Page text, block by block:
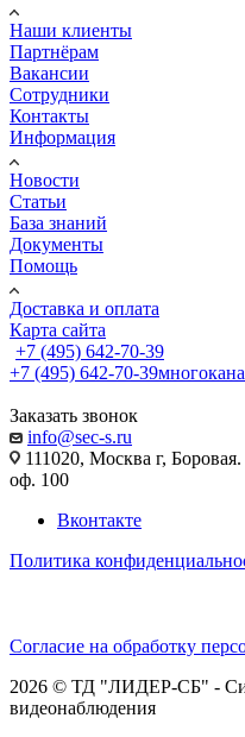
Наши клиенты
Партнёрам
Вакансии
Сотрудники
Контакты
Информация
Новости
Статьи
База знаний
Документы
Помощь
Доставка и оплата
Карта сайта
+7 (495) 642-70-39
+7 (495) 642-70-39
Заказать звонок
info@sec-s.ru
111020, Москва г,
оф. 100
Вконтакте
Политика
Согласие на обработку
2026 © ТД "ЛИДЕР-СБ" -
видеонаблюдения